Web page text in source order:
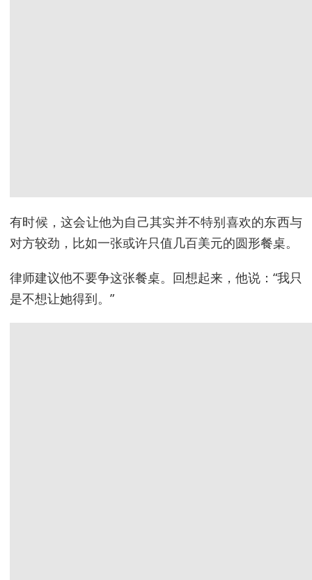
有时候，这会让他为自己其实并不特别喜欢的东西与
对方较劲，比如一张或许只值几百美元的圆形餐桌。
律师建议他不要争这张餐桌。回想起来，他说：“我只
是不想让她得到。”